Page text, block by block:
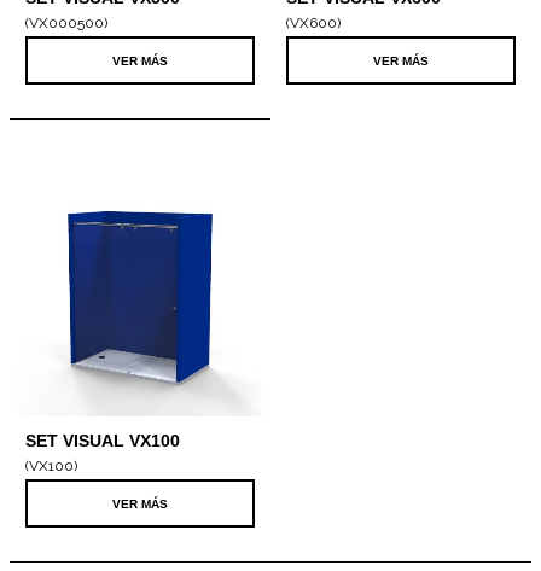
VÉRTICE COMPLETO
(VX000500)
VER MÁS
VÉRTICE 1500 X 1000
(VX600)
VER MÁS
SET VISUAL VX100
COMPLETO
(VX100)
VER MÁS